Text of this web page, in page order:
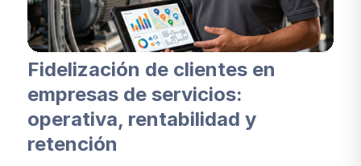
Fidelización de clientes en
empresas de servicios:
operativa, rentabilidad y
retención